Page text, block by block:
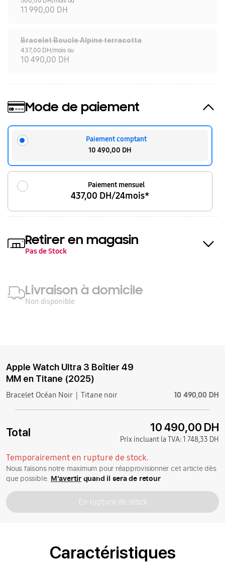
11 990,00 DH
Bracelet Boucle Alpine terracotta
437,00 DH/mois ou
10 490,00 DH
Mode de paiement
Paiement comptant
10 490,00 DH
Paiement mensuel
437,00 DH/24mois*
Retirer en magasin
Pas de Stock
Livraison à domicile
Non disponible
Apple Watch Ultra 3 Boîtier 49
MM en Titane (2025)
Bracelet Océan Noir Titane noir 10 490,00 DH
Total 10 490,00 DH
Prix incluant la TVA:1 748,33 DH
Temporairement en rupture de stock.
Nous faisons notre maximum pour réapprovisionner cet article dès
que possible. M'avertirquand il sera de retour
En rupture de stock
Caractéristiques